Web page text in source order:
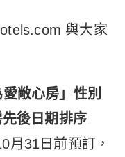
與大家
敞心房」性別
後日期排序
月31日前預訂，